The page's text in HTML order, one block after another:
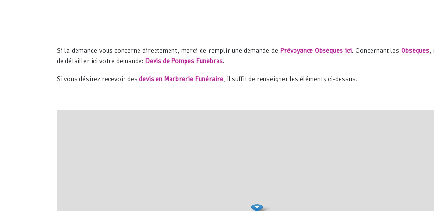
Si la demande vous concerne directement, merci de remplir une demande de Prévoyance Obsèques ici. Concernant les Obsèques,
de détailler ici votre demande: Devis de Pompes Funèbres.
Si vous désirez recevoir des devis en Marbrerie Funéraire, il suffit de renseigner les éléments ci-dessus.